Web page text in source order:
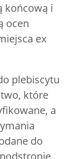
końcową i
ocen
ex
plebiscytu
które
a
do